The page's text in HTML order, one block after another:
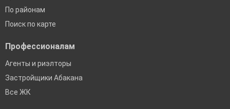
По районам
Поиск по карте
Профессионалам
Агенты и риэлторы
Застройщики Абакана
Все ЖК